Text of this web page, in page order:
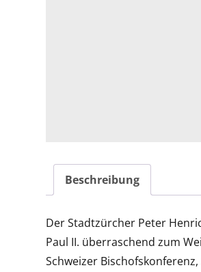
Beschreibung
Der Stadtzürcher Peter
Paul II. überraschend zum
Schweizer